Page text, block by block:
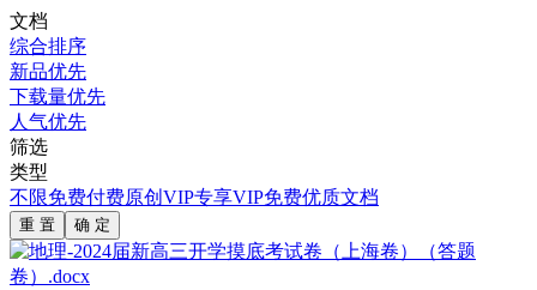
文档
综合排序
新品优先
下载量优先
人气优先
筛选
类型
不限免费付费原创 VIP专享VIP免费优质文档
重 置 确 定